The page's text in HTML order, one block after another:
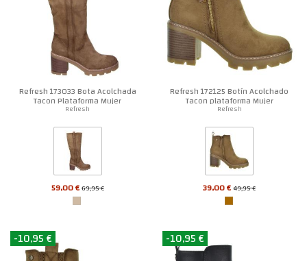
Refresh 173033 Bota Acolchada
Tacon Plataforma Mujer
Refresh
59,00 €69,95 €
Refresh 172125 Botín Acolchado
Tacon plataforma Mujer
Refresh
39,00 €49,95 €
-10,95 € -10,95 €